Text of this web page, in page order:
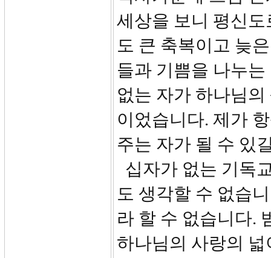
세상을 보니 평신
도 큰 축복이고 늦
들과 기쁨을 나누
없는 자가 하나님
이었습니다. 제가
주는 자가 될 수 있
십자가 없는 기독
도 생각할 수 없습
라 할 수 없습니다.
하나님의 사랑의